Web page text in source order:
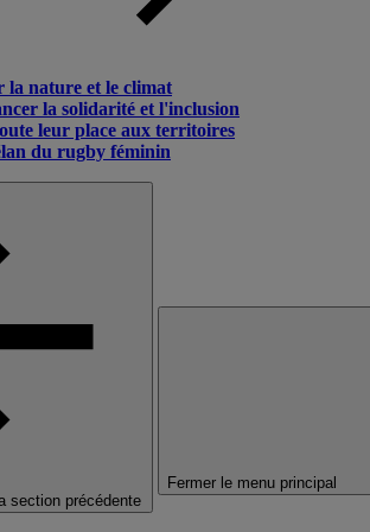
la nature et le climat
la solidarité et l'inclusion
leur place aux territoires
du rugby féminin
section précédente
Fermer le menu principal